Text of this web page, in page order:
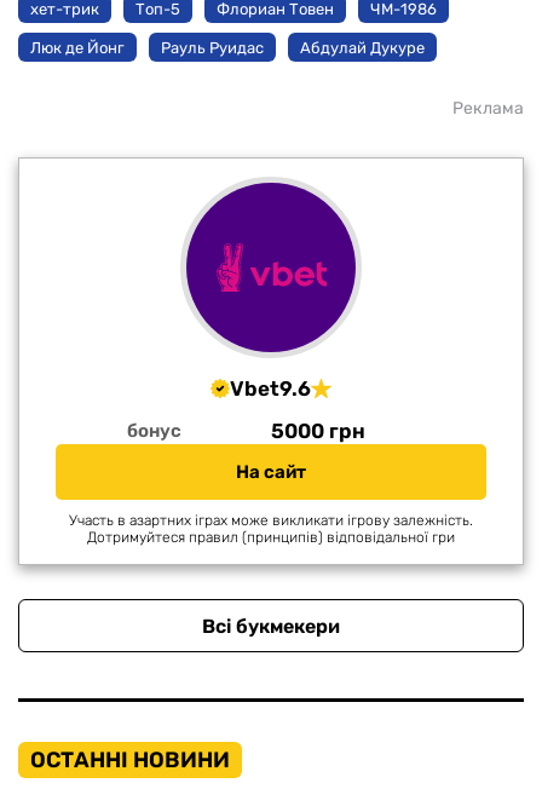
хет-трик Топ-5 Флориан Товен ЧМ-1986
Люк де Йонг Рауль Руидас Абдулай Дукуре
Реклама
Vbet9.6
бонус 5000 грн
На сайт
Участь в азартних іграх може викликати ігрову залежність.
Дотримуйтеся правил (принципів) відповідальної гри
Всі букмекери
ОСТАННІ НОВИНИ